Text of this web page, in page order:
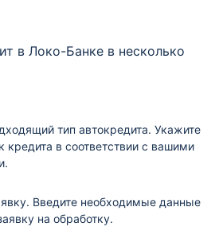
в Локо-Банке в несколько
тип автокредита. Укажите
кредита в соответствии с вашими
Введите необходимые данные
на обработку.